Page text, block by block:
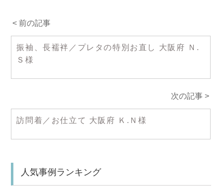
< 前の記事
振袖、長襦袢／プレタの特別お直し 大阪府 Ｎ.
Ｓ様
次の記事 >
訪問着／お仕立て 大阪府 Ｋ.Ｎ様
人気事例ランキング